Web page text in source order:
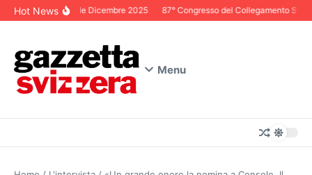
Salta al contenuto
Hot NewsEditoriale Dicembre 2025 87° Congresso del Collegamento
Menu